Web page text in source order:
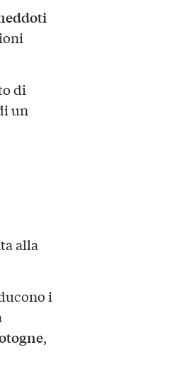
di
un
alla
i
,